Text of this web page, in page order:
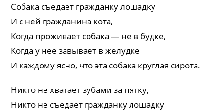
Собака съедает гражданку лошадку
И с ней гражданина кота,
Когда проживает собака — не в будке,
Когда у нее завывает в желудке
И каждому ясно, что эта собака круглая сирота.
Никто не хватает зубами за пятку,
Никто не съедает гражданку лошадку